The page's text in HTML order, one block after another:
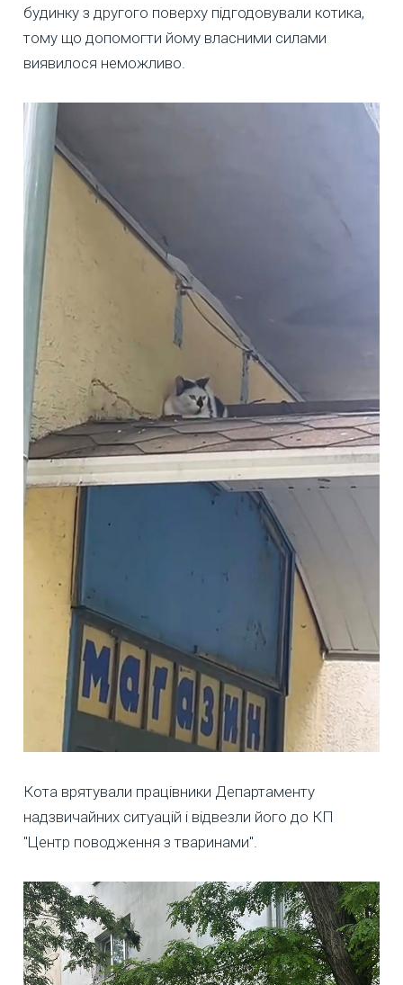
будинку з другого поверху підгодовували котика,
тому що допомогти йому власними силами
виявилося неможливо.
Кота врятували працівники Департаменту
надзвичайних ситуацій і відвезли його до КП
"Центр поводження з тваринами".